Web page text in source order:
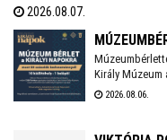
elhelyezése után 18
szentmise Spányi Antal
2026.08.07.
Király Múzeum
féláron, 5.300
2026.08.06.